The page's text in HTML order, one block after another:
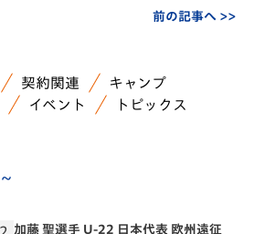
前の記事へ >>
契約関連
キャンプ
イベント トピックス
加藤 聖選手 U-22 日本代表 欧州遠征